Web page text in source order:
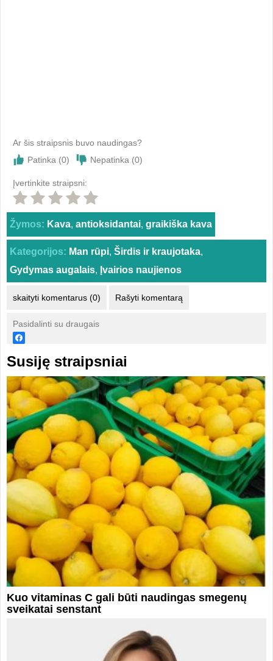
Ar šis straipsnis buvo naudingas?
Patinka (0) Nepatinka (0)
Įvertinkite straipsni:
Žymos: Kava, antioksidantai, graikiška kava
Kategorijos: Man rūpi, Širdis ir kraujotaka,
Gydymas augalais, Įvairios naujienos
skaityti komentarus (0) Rašyti komentarą
Pasidalinti su draugais
Susiję straipsniai
Kuo vitaminas C gali būti naudingas smegenų
sveikatai senstant